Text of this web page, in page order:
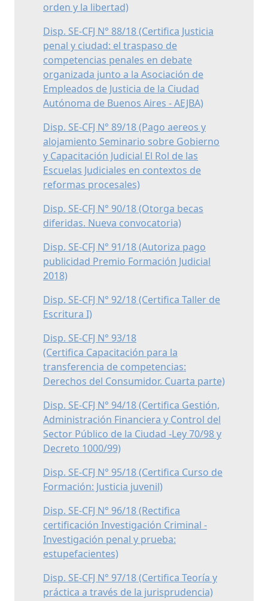
orden y la libertad)
Disp. SE-CFJ N° 88/18 (Certifica Justicia
penal y ciudad: el traspaso de
competencias penales en debate
organizada junto a la Asociación de
Empleados de Justicia de la Ciudad
Autónoma de Buenos Aires - AEJBA)
Disp. SE-CFJ N° 89/18 (Pago aereos y
alojamiento Seminario sobre Gobierno
y Capacitación Judicial El Rol de las
Escuelas Judiciales en contextos de
reformas procesales)
Disp. SE-CFJ N° 90/18 (Otorga becas
diferidas. Nueva convocatoria)
Disp. SE-CFJ N° 91/18 (Autoriza pago
publicidad Premio Formación Judicial
2018)
Disp. SE-CFJ N° 92/18 (Certifica Taller de
Escritura I)
Disp. SE-CFJ N° 93/18
(Certifica Capacitación para la
transferencia de competencias:
Derechos del Consumidor. Cuarta parte)
Disp. SE-CFJ N° 94/18 (Certifica Gestión,
Administración Financiera y Control del
Sector Público de la Ciudad -Ley 70/98 y
Decreto 1000/99)
Disp. SE-CFJ N° 95/18 (Certifica Curso de
Formación: Justicia juvenil)
Disp. SE-CFJ N° 96/18 (Rectifica
certificación Investigación Criminal -
Investigación penal y prueba:
estupefacientes)
Disp. SE-CFJ N° 97/18 (Certifica Teoría y
práctica a través de la jurisprudencia)